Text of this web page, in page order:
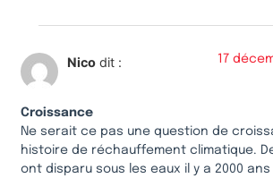
Nico dit : 17
Croissance
Ne serait ce pas une question de
histoire de réchauffement climatique.
ont disparu sous les eaux il y a 2000